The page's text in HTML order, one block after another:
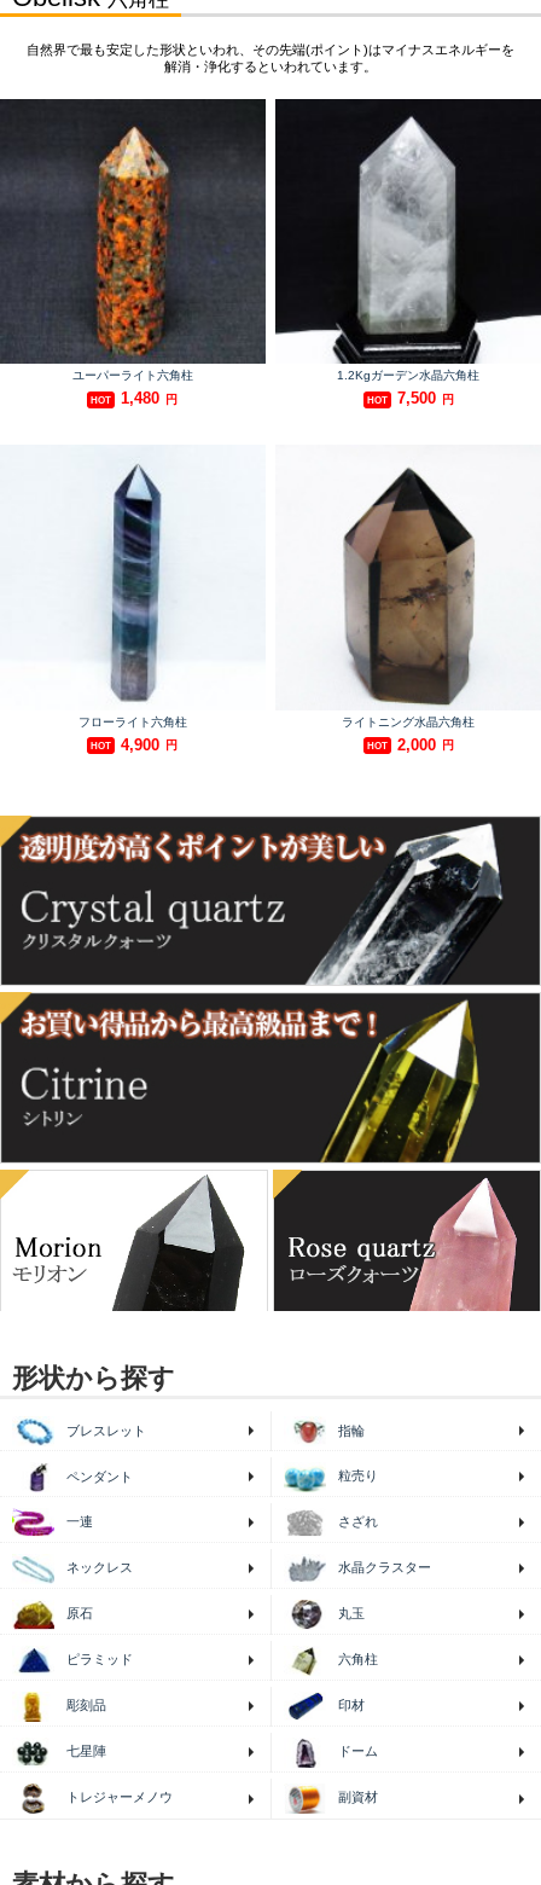
形状から探す
ブレスレット 指輪
ペンダント 粒売り
一連 さざれ
ネックレス 水晶クラスター
原石 丸玉
ピラミッド 六角柱
彫刻品 印材
七星陣 ドーム
トレジャーメノウ 副資材